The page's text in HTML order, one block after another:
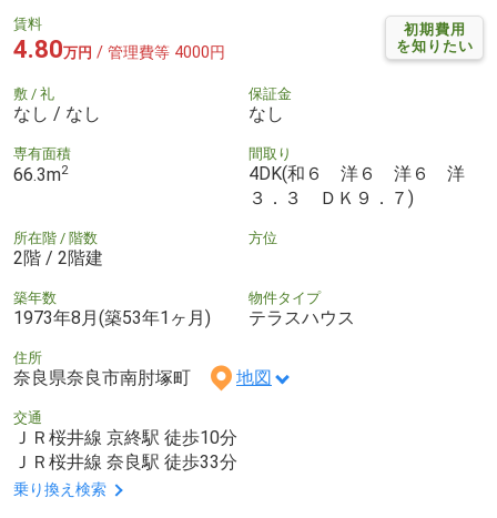
初期費用
を知りたい
賃料
4.80万円 / 管理費等 4000円
敷 / 礼
なし / なし
保証金
なし
専有面積
66.3m2
間取り
4DK(和６ 洋６ 洋６ 洋
３．３ ＤＫ９．７)
所在階 / 階数
2階 / 2階建
方位
築年数
1973年8月(築53年1ヶ月)
物件タイプ
テラスハウス
住所
奈良県奈良市南肘塚町 地図
交通
ＪＲ桜井線 京終駅 徒歩10分
ＪＲ桜井線 奈良駅 徒歩33分
乗り換え検索